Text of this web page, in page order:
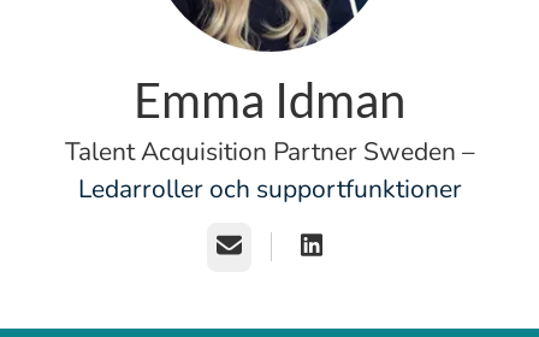
Emma Idman
Talent Acquisition Partner Sweden –
Ledarroller och supportfunktioner
E-post